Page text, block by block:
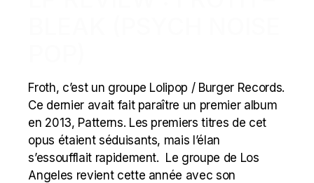
Froth, c’est un groupe Lolipop / Burger Records.
Ce dernier avait fait paraître un premier album
en 2013, Patterns. Les premiers titres de cet
opus étaient séduisants, mais l’élan
s’essoufflait rapidement. Le groupe de Los
Angeles revient cette année avec son